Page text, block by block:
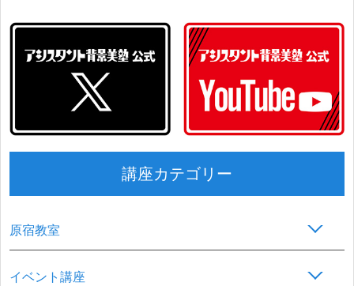
講座カテゴリー
原宿教室
イベント講座